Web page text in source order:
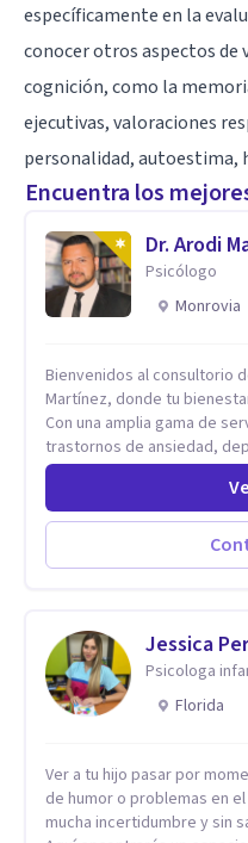
específicamente en la
conocer otros aspectos
cognición, como la
ejecutivas, valoraciones
personalidad, autoestima,
Encuentra los
Dr. Arodi
Psicólogo
Monrovia
Bienvenidos al consultorio
Martínez, donde tu
Con una amplia gama de
trastornos de ansiedad,
emocionales, estamos
tratamiento para mejorar tu salud
consultorio, ofrecemos
tratamientos diseñados
específicas: Terapia para
para ayudarte a recuperar
Individual, de Pareja y
seres queridos para
dinámica familiar.
Terapia de exposición
Tratamiento de Traumas y
Postraumático: Ofrecemos
Jessica
Psicologa
Florida
Ver a tu hijo pasar por
de humor o problemas en
mucha incertidumbre y sin